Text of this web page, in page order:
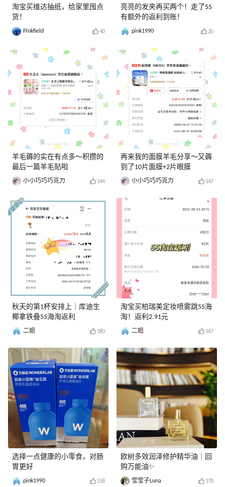
淘宝买维达抽纸，给家里囤点
货！
Pinkfield 40
羊毛薅的实在有点多～积攒的
最后一篇羊毛贴啦
小小巧巧巧克力 144
秋天的第1杯安排上｜库迪生
椰拿铁叠55海淘返利
二姐 180
选择一点健康的小零食，对肠
胃更好
pink1990 158
亮亮的发夹再买两个！走了55
有额外的返利到账！
pink1990 20
再来我的面膜羊毛分享～又薅
到了10片面膜+2片眼膜
小小巧巧巧克力 147
淘宝买柏瑞美定妆喷雾跳55海
淘！返利2.91元
二姐 167
欧树多效润泽修护精华油｜回
购万能油✨
莹莹子Luna 178